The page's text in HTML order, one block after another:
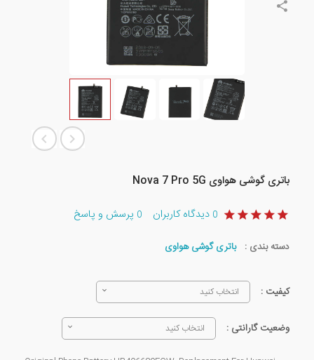
باتری گوشی هواوی Nova 7 Pro 5G
0 دیدگاه کاربران 0 پرسش و پاسخ
دسته بندی : باتری گوشی هواوی
کیفیت : انتخاب کنید
وضعیت گارانتی : انتخاب کنید